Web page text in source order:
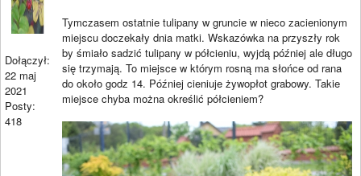
Dołączył:
22 maj
2021
Posty:
418
Tymczasem ostatnie tulipany w gruncie w nieco zacienionym
miejscu doczekały dnia matki. Wskazówka na przyszły rok
by śmiało sadzić tulipany w półcieniu, wyjdą później ale długo
się trzymają. To miejsce w którym rosną ma słońce od rana
do około godz 14. Później cieniuje żywopłot grabowy. Takie
miejsce chyba można określić półcieniem?